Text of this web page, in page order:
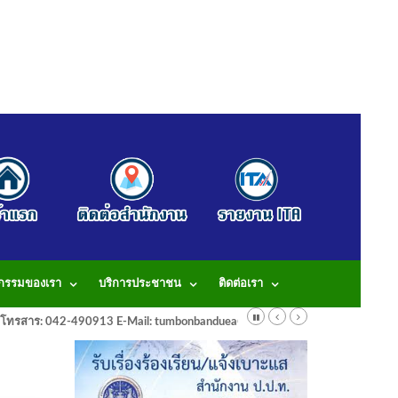
รรมของเรา บริการประชาชน ติดต่อเรา
สาร: 042-490913 E-Mail: tumbonbanduea@gmail.com